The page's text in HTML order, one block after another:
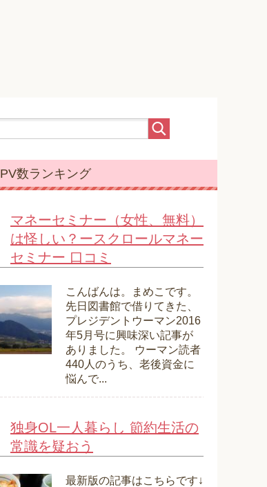
PV数ランキング
マネーセミナー（女性、無料）
は怪しい？ースクロールマネー
セミナー 口コミ
こんばんは。まめこです。
先日図書館で借りてきた、
プレジデントウーマン2016
年5月号に興味深い記事が
ありました。 ウーマン読者
440人のうち、老後資金に
悩んで...
独身OL一人暮らし 節約生活の
常識を疑おう
最新版の記事はこちらです↓